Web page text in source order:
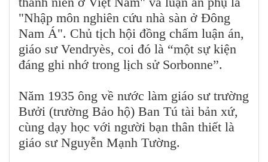
"Nhập môn nghiên cứu nhà sàn ở Đông
Nam Á". Chủ tịch hội đồng chấm luận án,
giáo sư Vendryès, coi đó là “một sự kiện
đáng ghi nhớ trong lịch sử Sorbonne”.
Năm 1935 ông về nước làm giáo sư trường
Bưởi (trường Bảo hộ) Ban Tú tài bản xứ,
cùng dạy học với người bạn thân thiết là
giáo sư Nguyễn Mạnh Tường.